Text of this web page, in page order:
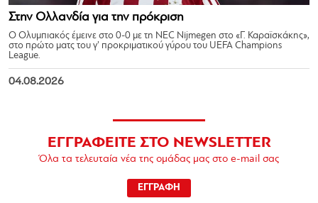
Στην Ολλανδία για την πρόκριση
Ο Ολυμπιακός έμεινε στο 0-0 με τη NEC Nijmegen στο «Γ. Καραϊσκάκης»,
στο πρώτο ματς του γ’ προκριματικού γύρου του UEFA Champions
League.
04.08.2026
ΕΓΓΡΑΦΕΙΤΕ ΣΤΟ NEWSLETTER
Όλα τα τελευταία νέα της ομάδας μας στο e-mail σας
ΕΓΓΡΑΦΗ